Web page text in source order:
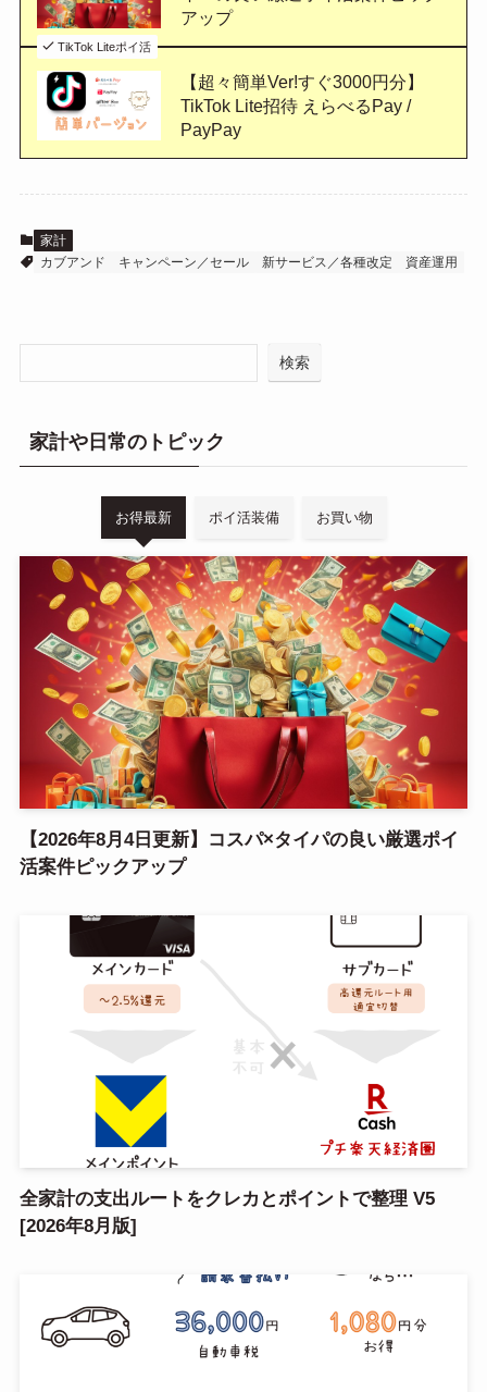
アップ
TikTok Liteポイ活
【超々簡単Ver!すぐ3000円分】
TikTok Lite招待 えらべるPay /
PayPay
家計
カブアンド
キャンペーン／セール 新サービス／各種改定 資産運用
検索
家計や日常のトピック
お得最新 ポイ活装備 お買い物
【2026年8月4日更新】コスパ×タイパの良い厳選ポイ
活案件ピックアップ
全家計の支出ルートをクレカとポイントで整理 V5
[2026年8月版]